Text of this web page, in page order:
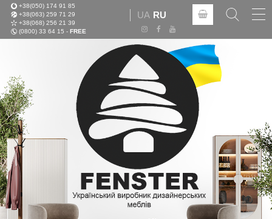
+38(050) 174 91 85
+38(063) 259 71 29
+38(068) 256 21 39
(0800) 33 64 15 - FREE
UA RU